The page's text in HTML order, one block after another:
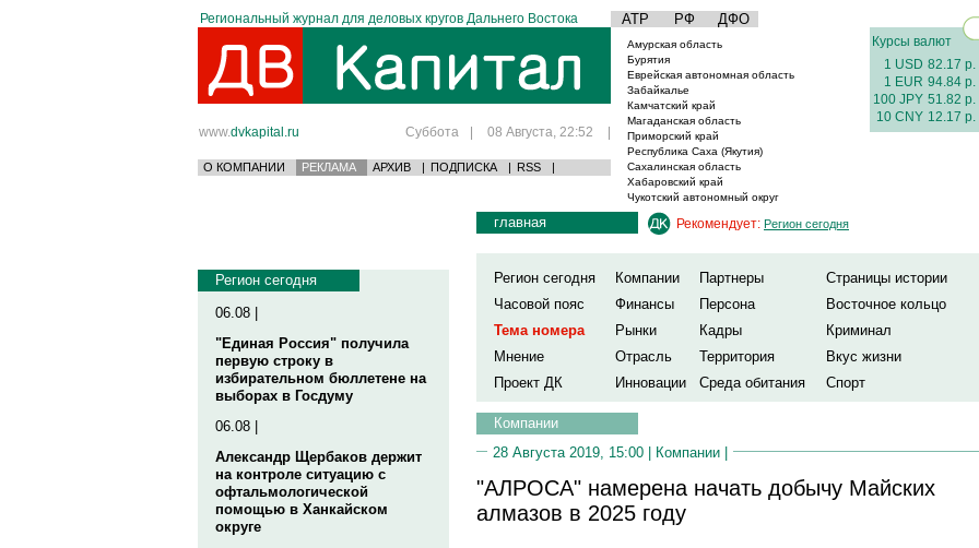
Региональный журнал для деловых кругов Дальнего Востока АТР РФ ДФО
www.dvkapital.ru Суббота | 08 Августа, 22:52 |
О КОМПАНИИ РЕКЛАМА АРХИВ | ПОДПИСКА | RSS |
Амурская область
Бурятия
Еврейская автономная область
Забайкалье
Камчатский край
Магаданская область
Приморский край
Республика Саха (Якутия)
Сахалинская область
Хабаровский край
Чукотский автономный округ
Курсы валют
1 USD 82.17 р.
1 EUR 94.84 р.
100 JPY 51.82 р.
10 CNY 12.17 р.
Регион сегодня
06.08 |
"Единая Россия" получила
первую строку в
избирательном бюллетене на
выборах в Госдуму
06.08 |
Александр Щербаков держит
на контроле ситуацию с
офтальмологической
помощью в Ханкайском
округе
главная Рекомендует: Регион сегодня
Регион сегодня Компании Партнеры
Страницы истории
Часовой пояс
Финансы Персона
Восточное кольцо
Тема номера
Рынки Кадры
Криминал
Мнение
Отрасль Территория
Вкус жизни
Проект ДК
Инновации Среда обитания Спорт
Компании
28 Августа 2019, 15:00 | Компании |
"АЛРОСА" намерена начать добычу Майских
алмазов в 2025 году